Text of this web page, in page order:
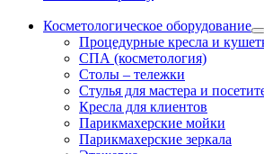
Косметологическое оборудование
Процедурные кресла и
СПА (косметология)
Столы – тележки
Стулья для мастера и
Кресла для клиентов
Парикмахерские мойки
Парикмахерские зеркала